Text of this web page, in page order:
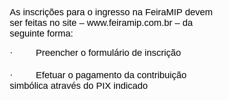
As inscrições para o ingresso na FeiraMIP devem
ser feitas no site – www.feiramip.com.br – da
seguinte forma:
· Preencher o formulário de inscrição
· Efetuar o pagamento da contribuição
simbólica através do PIX indicado